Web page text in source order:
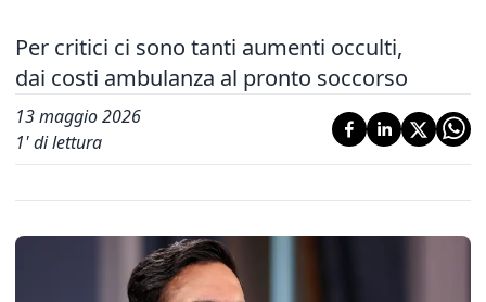
Per critici ci sono tanti aumenti occulti,
dai costi ambulanza al pronto soccorso
13 maggio 2026
1' di lettura